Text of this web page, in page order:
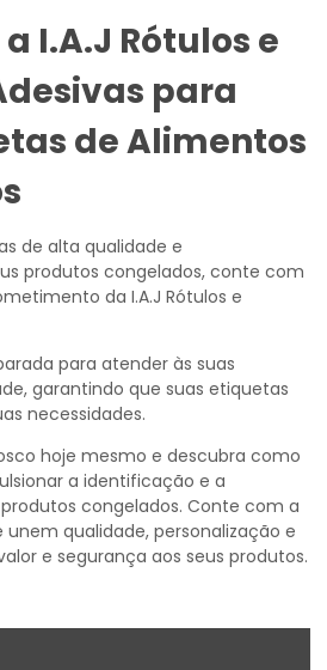
I.A.J Rótulos e
para
de Alimentos
de alta qualidade e
produtos congelados, conte com
da I.A.J Rótulos e
para atender às suas
garantindo que suas etiquetas
necessidades.
hoje mesmo e descubra como
a identificação e a
congelados. Conte com a
unem qualidade, personalização e
e segurança aos seus produtos.